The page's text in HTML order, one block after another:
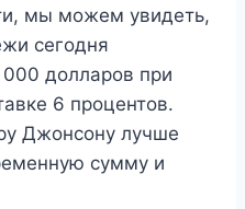
мы можем увидеть,
сегодня
долларов при
6 процентов.
Джонсону лучше
сумму и